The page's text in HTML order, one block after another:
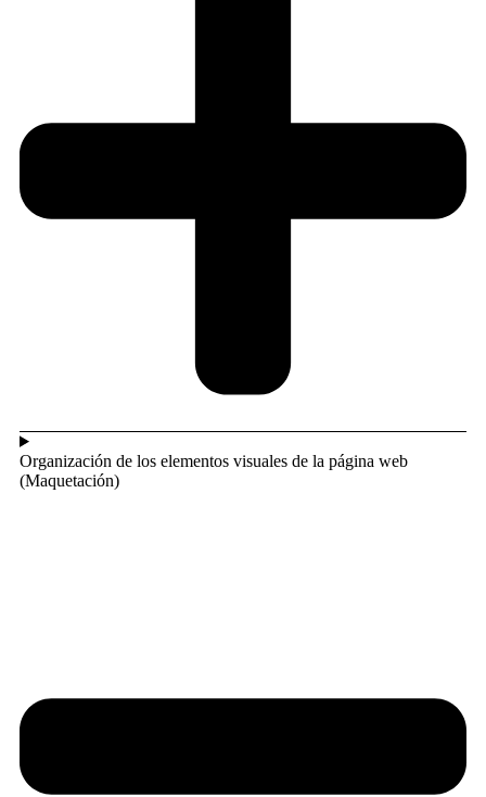
Organización de los elementos visuales de la página web
(Maquetación)